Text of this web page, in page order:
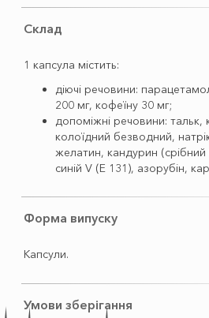
Склад
1 капсула містить:
діючі речовини:
200 мг, кофеїну 30 мг;
допоміжні речовини: тальк,
колоїдний безводний,
желатин, кандурин
синій V (Е 131), азорубін,
Форма випуску
Капсули.
Умови зберігання